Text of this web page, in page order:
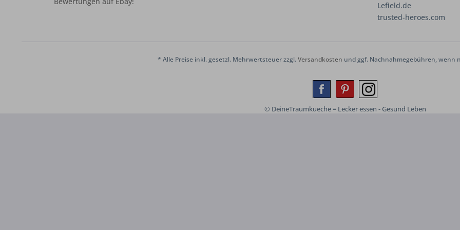
Lefield.de
trusted-heroes.com
* Alle Preise inkl. gesetzl. Mehrwertsteuer zzgl.Versandkosten und ggf. Nachnahmegebühren, wenn
© DeineTraumkueche = Lecker essen - Gesund Leben